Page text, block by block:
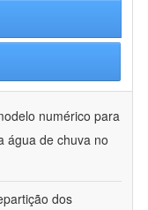
numérico para
água de chuva no
dos